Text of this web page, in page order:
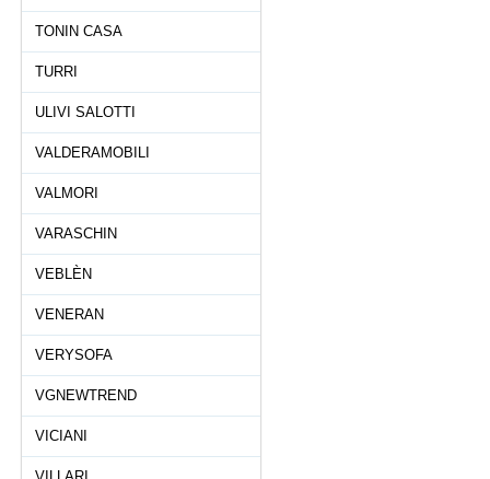
TONIN CASA
TURRI
ULIVI SALOTTI
VALDERAMOBILI
VALMORI
VARASCHIN
VEBLÈN
VENERAN
VERYSOFA
VGNEWTREND
VICIANI